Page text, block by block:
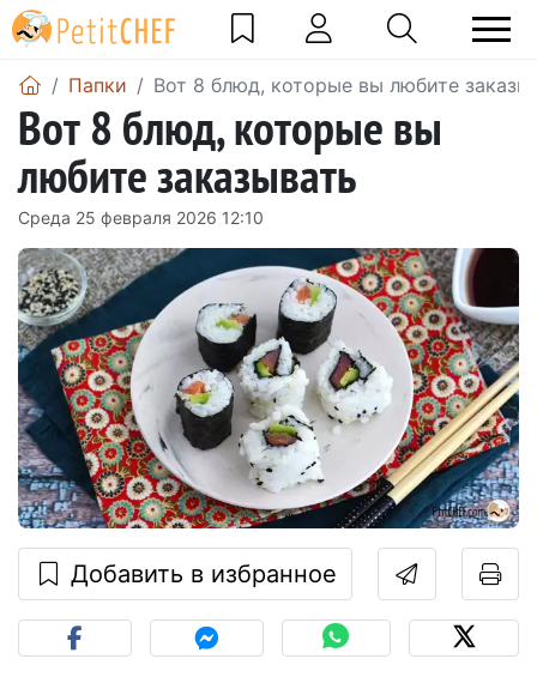
Папки Вот 8 блюд, которые вы любите
Вот 8 блюд, которые вы
любите заказывать
Среда 25 февраля 2026 12:10
Добавить в избранное